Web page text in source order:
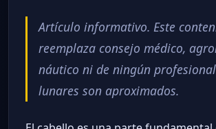
Artículo informativo. Este
reemplaza consejo médico,
náutico ni de ningún
lunares son aproximados.